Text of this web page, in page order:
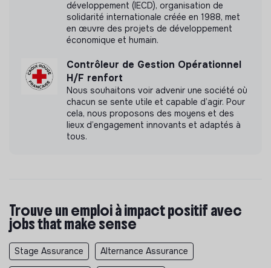
développement (IECD), organisation de
solidarité internationale créée en 1988, met
en œuvre des projets de développement
économique et humain.
Contrôleur de Gestion Opérationnel
H/F renfort
Nous souhaitons voir advenir une société où
chacun se sente utile et capable d’agir. Pour
cela, nous proposons des moyens et des
lieux d’engagement innovants et adaptés à
tous.
Trouve un emploi à impact positif avec
jobs that make sense
Stage Assurance Alternance Assurance